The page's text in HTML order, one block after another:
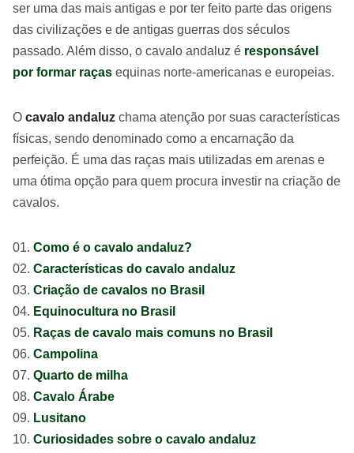
ser uma das mais antigas e por ter feito parte das origens
das civilizações e de antigas guerras dos séculos
passado. Além disso, o cavalo andaluz é responsável
por formar raças equinas norte-americanas e europeias.
O cavalo andaluz chama atenção por suas características
físicas, sendo denominado como a encarnação da
perfeição. É uma das raças mais utilizadas em arenas e
uma ótima opção para quem procura investir na criação de
cavalos.
Como é o cavalo andaluz?
Características do cavalo andaluz
Criação de cavalos no Brasil
Equinocultura no Brasil
Raças de cavalo mais comuns no Brasil
Campolina
Quarto de milha
Cavalo Árabe
Lusitano
Curiosidades sobre o cavalo andaluz